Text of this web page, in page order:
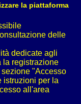
la piattaforma
delle
dedicate agli
la registrazione
"Accesso
istruzioni per la
all'area